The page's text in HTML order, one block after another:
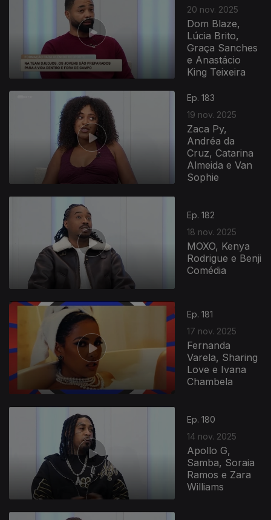
20 nov. 2025
Dom Blaze,
Lúcia Brito,
Graça Sanches
e Anastácio
King Teixeira
Ep. 183
19 nov. 2025
Zaca Py,
Andréa da
Cruz, Catarina
Almeida e Van
Sophie
Ep. 182
18 nov. 2025
MOXO, Kenya
Rodrigue e Benji
Comédia
Ep. 181
17 nov. 2025
Fernanda
Varela, Sharing
Love e Ivana
Chambela
Ep. 180
14 nov. 2025
Apollo G,
Samba, Soraia
Ramos e Zara
Williams